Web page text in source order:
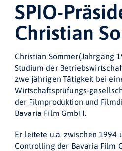
SPIO-
Christian
Christian Sommer(Jahrgang
Studium der
zweijährigen Tätigkeit bei
Wirtschaftsprüfungs-
der Filmproduktion und
Bavaria Film GmbH.
Er leitete u.a. zwischen 1994
Controlling der Bavaria Film